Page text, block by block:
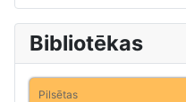
Bibliotēkas
Pilsētas